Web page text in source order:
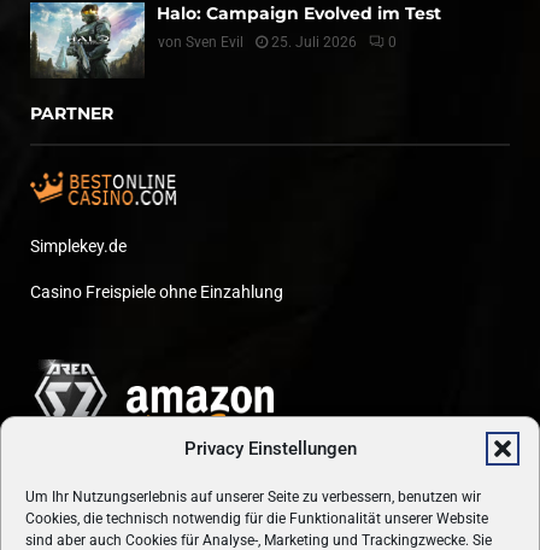
Privacy Einstellungen
Um Ihr Nutzungserlebnis auf unserer Seite zu verbessern, benutzen wir
Cookies, die technisch notwendig für die Funktionalität unserer Website
sind aber auch Cookies für Analyse-, Marketing und Trackingzwecke. Sie
Halo: Campaign Evolved im Test
von Sven Evil 25. Juli 2026 0
PARTNER
Simplekey.de
Casino Freispiele ohne Einzahlung